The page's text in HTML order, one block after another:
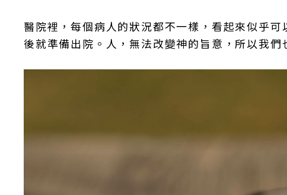
醫院裡，每個病人的狀況都不一樣，看起來似乎
後就準備出院。人，無法改變神的旨意，所以我們